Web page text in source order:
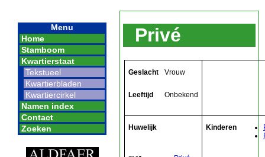
Menu
Home
Stamboom
Kwartierstaat
Tekstueel
Kwartierbladen
Kwartiercirkel
Namen index
Contact
Zoeken
Privé
Geslacht Vrouw
Leeftijd Onbekend
Huwelijk Kinderen